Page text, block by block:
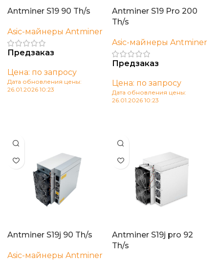
Antminer S19 90 Th/s
Asic-майнеры Antminer
Предзаказ
Цена: по запросу
Дата обновления цены:
26.01.2026 10:23
Antminer S19 Pro 200
Th/s
Asic-майнеры Antminer
Предзаказ
Цена: по запросу
Дата обновления цены:
26.01.2026 10:23
Antminer S19j 90 Th/s
Asic-майнеры Antminer
Antminer S19j pro 92
Th/s